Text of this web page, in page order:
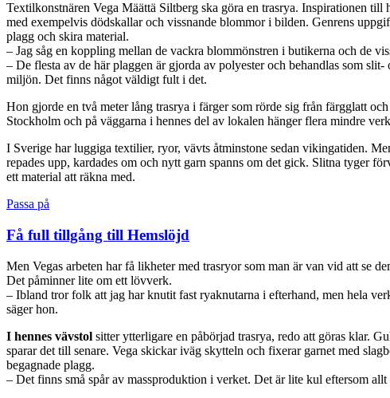
Textilkonstnären Vega Määttä Siltberg ska göra en trasrya. Inspirationen
med exempelvis dödskallar och vissnande blommor i bilden. Genrens
plagg och skira material.
– Jag såg en koppling mellan de vackra blommönstren i butikerna och de
– De flesta av de här plaggen är gjorda av polyester och behandlas som
miljön. Det finns något väldigt fult i det.
Hon gjorde en två meter lång trasrya i färger som rörde sig från färgglatt
Stockholm och på väggarna i hennes del av lokalen hänger flera mindre
I Sverige har luggiga textilier, ryor, vävts åtminstone sedan vikingatiden.
repades upp, kardades om och nytt garn spanns om det gick. Slitna tyger
ett material att räkna med.
Passa på
Få full tillgång till Hemslöjd
Men Vegas arbeten har få likheter med trasryor som man är van vid att se
Det påminner lite om ett lövverk.
– Ibland tror folk att jag har knutit fast ryaknutarna i efterhand, men hela
säger hon.
I hennes vävstol sitter ytterligare en påbörjad trasrya, redo att göras klar.
sparar det till senare. Vega skickar iväg skytteln och fixerar garnet med
begagnade plagg.
– Det finns små spår av massproduktion i verket. Det är lite kul eftersom